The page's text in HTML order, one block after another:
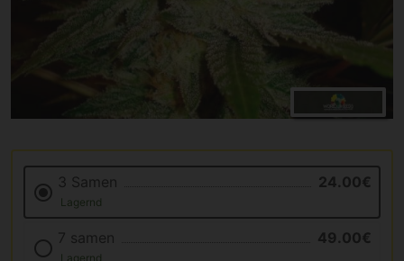
3 Samen 24.00€
Lagernd
7 samen 49.00€
Lagernd